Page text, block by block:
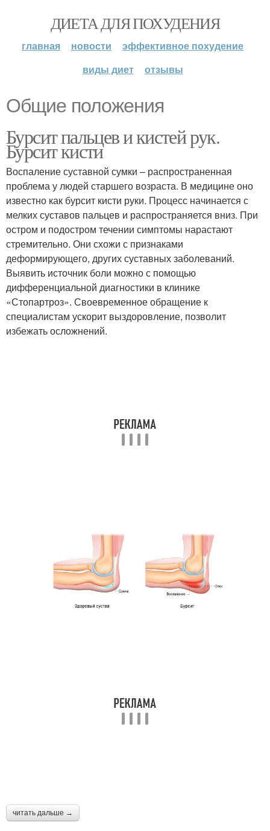
ДИЕТА ДЛЯ ПОХУДЕНИЯ
главная новости
эффективное похудение
виды диет
отзывы
Общие положения
Бурсит пальцев и кистей рук.
Бурсит кисти
Воспаление суставной сумки – распространенная
проблема у людей старшего возраста. В медицине оно
известно как бурсит кисти руки. Процесс начинается с
мелких суставов пальцев и распространяется вниз. При
остром и подостром течении симптомы нарастают
стремительно. Они схожи с признаками
деформирующего, других суставных заболеваний.
Выявить источник боли можно с помощью
дифференциальной диагностики в клинике
«Стопартроз». Своевременное обращение к
специалистам ускорит выздоровление, позволит
избежать осложнений.
читать дальше →